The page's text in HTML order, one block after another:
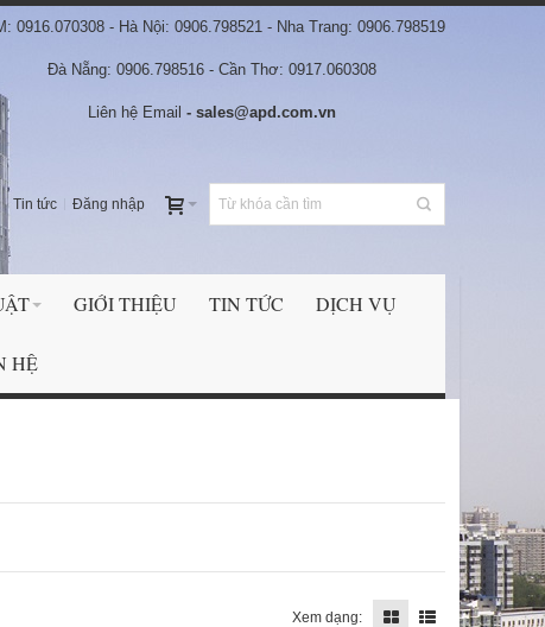
0916.070308 - Hà Nội: 0906.798521 - Nha Trang: 0906.798519
Đà Nẵng: 0906.798516 - Cần Thơ: 0917.060308
Liên hệ Email - sales@apd.com.vn
Tin tức Đăng nhập
GIỚI THIỆU TIN TỨC DỊCH VỤ
HỆ
Xem dạng: